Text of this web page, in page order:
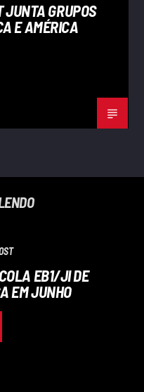
JUNTA GRUPOS
E AMÉRICA
EB1/JI DE
EM JUNHO